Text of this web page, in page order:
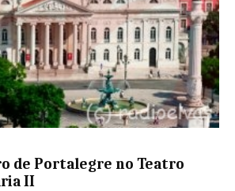
de Portalegre no Teatro
II